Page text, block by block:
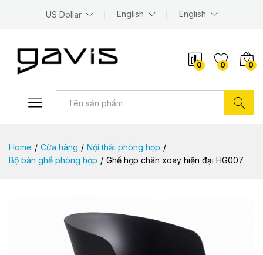
US Dollar English English
0 0 0
Home / Cửa hàng / Nội thất phòng họp /
Bộ bàn ghế phòng họp / Ghế họp chân xoay hiện đại HG007